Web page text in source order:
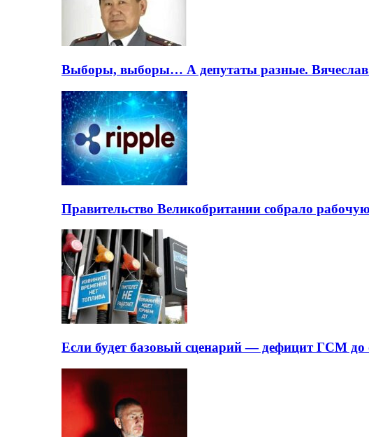
Выборы, выборы… А депутаты разные.
Правительство Великобритании собрало
Если будет базовый сценарий — дефицит ГСМ до